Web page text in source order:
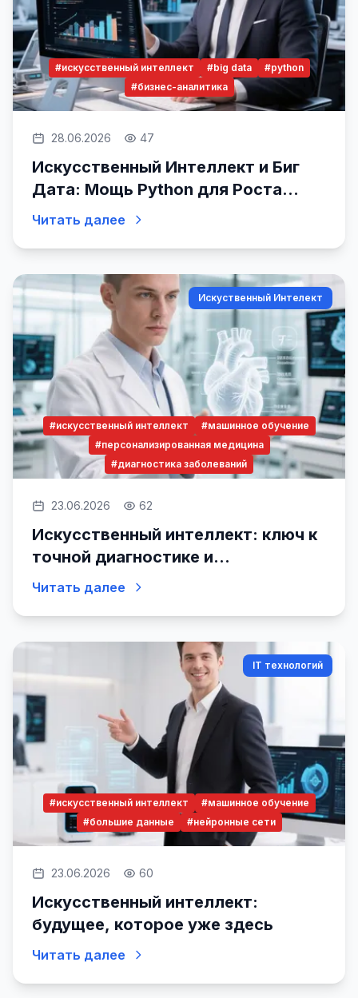
#искусственный интеллект #big data
#python
#бизнес-аналитика
28.06.2026 47
Искусственный Интеллект и Биг
Дата: Мощь Python для Роста
Бизнеса
Читать далее
Искуственный Интелект
#искусственный интеллект
#машинное обучение
#персонализированная медицина
#диагностика заболеваний
23.06.2026 62
Искусственный интеллект: ключ к
точной диагностике и
персонализированной медицине
Читать далее
IT технологий
#искусственный интеллект
#машинное обучение
#большие данные
#нейронные сети
23.06.2026 60
Искусственный интеллект:
будущее, которое уже здесь
Читать далее